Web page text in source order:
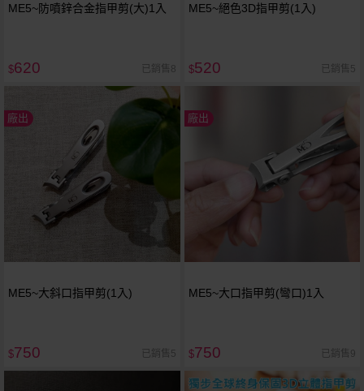
ME5~防噴鋅合金指甲剪(大)1入
$620 已銷售8
ME5~絕色3D指甲剪(1入)
$520 已銷售5
廠出
ME5~大斜口指甲剪(1入)
$750 已銷售5
廠出
ME5~大口指甲剪(彎口)1入
$750 已銷售9